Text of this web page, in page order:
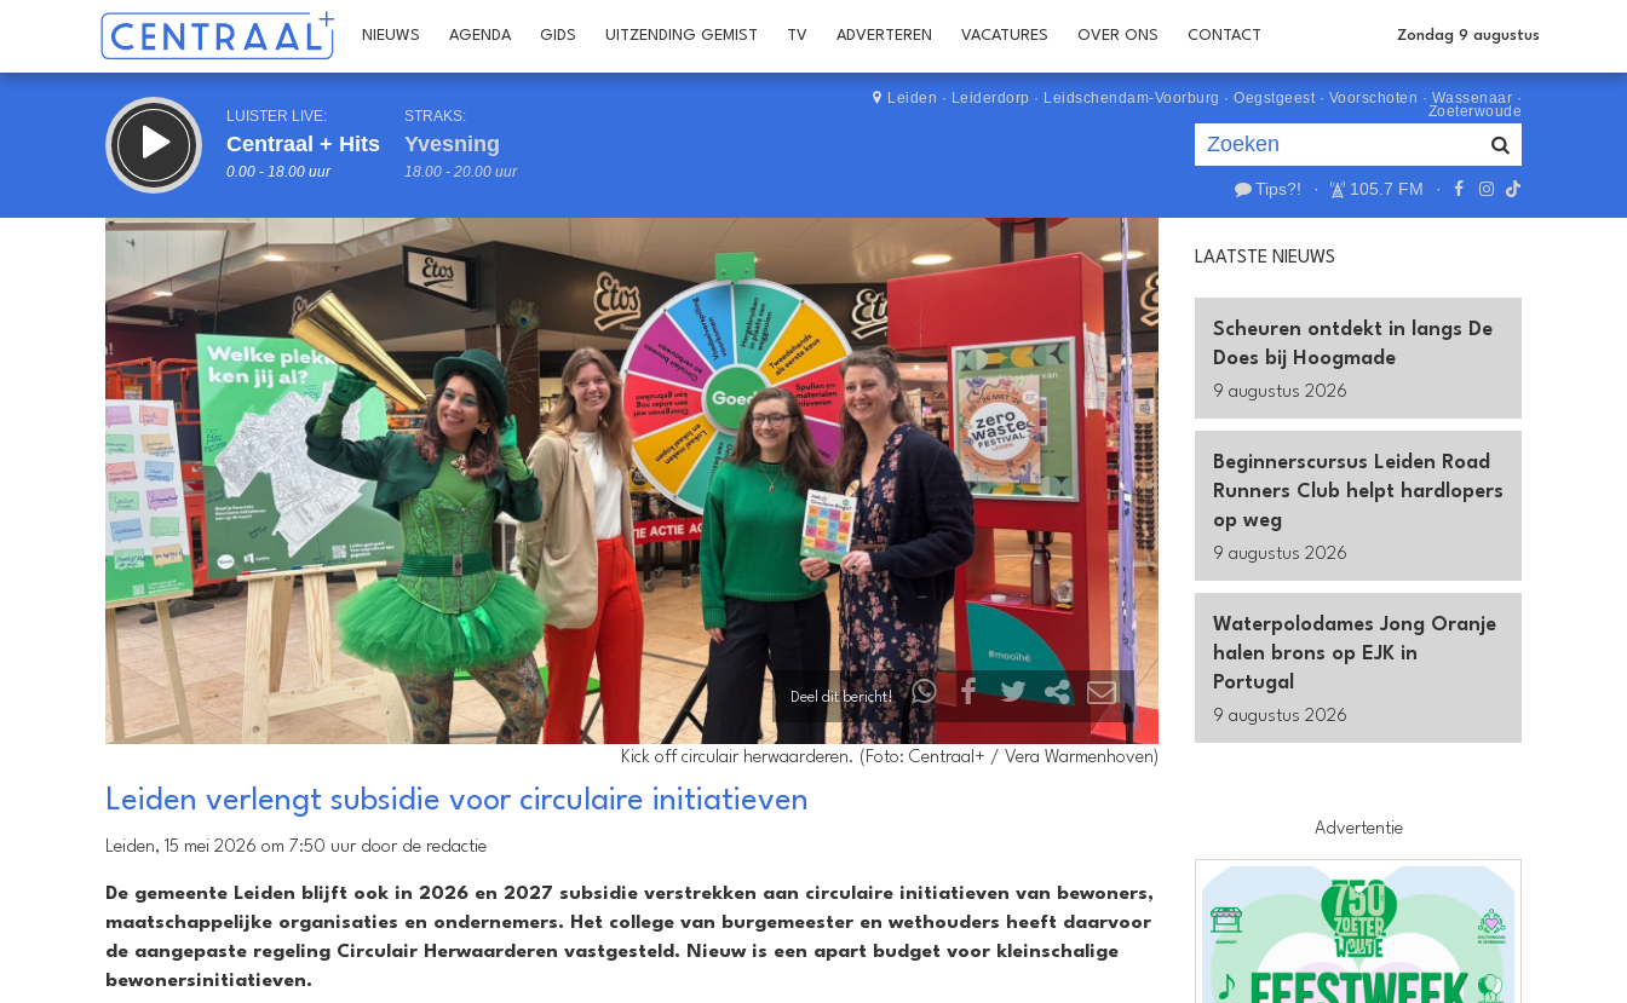
NIEUWS AGENDA GIDS UITZENDING GEMIST TV ADVERTEREN VACATURES OVER ONS CONTACT Zondag 9 augustus
LUISTER LIVE:
Centraal + Hits
0.00 - 18.00 uur
STRAKS:
Yvesning
18.00 - 20.00 uur
Leiden · Leiderdorp · Leidschendam-Voorburg · Oegstgeest· Voorschoten · Wassenaar ·
Zoeterwoude
Tips?! · 105.7 FM ·
Deel dit bericht!
Kick off circulair herwaarderen. (Foto: Centraal+ / Vera Warmenhoven)
Leiden verlengt subsidie voor circulaire initiatieven
Leiden, 15 mei 2026 om 7:50 uur door de redactie
De gemeente Leiden blijft ook in 2026 en 2027 subsidie verstrekken aan circulaire initiatieven van bewoners,
maatschappelijke organisaties en ondernemers. Het college van burgemeester en wethouders heeft daarvoor
de aangepaste regeling Circulair Herwaarderen vastgesteld. Nieuw is een apart budget voor kleinschalige
bewonersinitiatieven.
LAATSTE NIEUWS
Scheuren ontdekt in langs De
Does bij Hoogmade
9 augustus 2026
Beginnerscursus Leiden Road
Runners Club helpt hardlopers
op weg
9 augustus 2026
Waterpolodames Jong Oranje
halen brons op EJK in
Portugal
9 augustus 2026
Advertentie